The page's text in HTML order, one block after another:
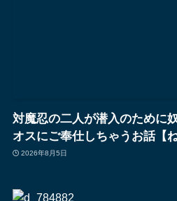
対魔忍の二人が潜入のために
オスにご奉仕しちゃうお話【
2026年8月5日